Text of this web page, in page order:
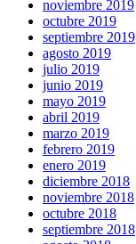
noviembre 2019
octubre 2019
septiembre 2019
agosto 2019
julio 2019
junio 2019
mayo 2019
abril 2019
marzo 2019
febrero 2019
enero 2019
diciembre 2018
noviembre 2018
octubre 2018
septiembre 2018